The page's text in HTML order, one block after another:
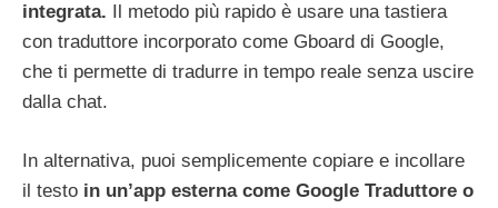
integrata. Il metodo più rapido è usare una tastiera
con traduttore incorporato come Gboard di Google,
che ti permette di tradurre in tempo reale senza uscire
dalla chat.
In alternativa, puoi semplicemente copiare e incollare
il testo in un’app esterna come Google Traduttore o